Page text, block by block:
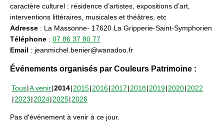
caractère culturel : résidence d’artistes, expositions d’art,
interventions littéraires, musicales et théâtres, etc
Adresse : La Massonne- 17620 La Gripperie-Saint-Symphorien
Téléphone : 07 86 37 80 77
Email : jeanmichel.benier@wanadoo.fr
Événements organisés par Couleurs Patrimoine :
Tous A venir 2014 2015 2016 2017 2018 2019 2020 2022
2023 2024 2025 2026
Pas d'événement à venir à ce jour.